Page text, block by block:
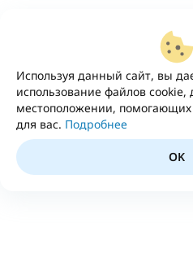
Используя данный сайт, вы
использование файлов
местоположении, помогающих
для вас. Подробнее
OK